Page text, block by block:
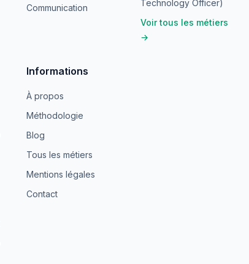
Communication
Technology Officer)
Voir tous les métiers
→
Informations
À propos
Méthodologie
Blog
Tous les métiers
Mentions légales
Contact